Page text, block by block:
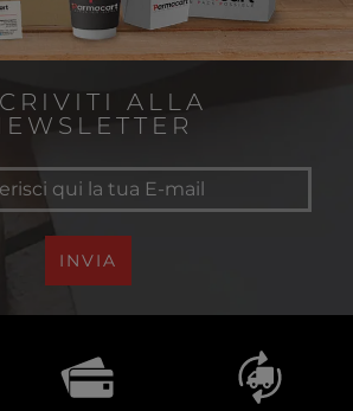
ALLA
INVIA